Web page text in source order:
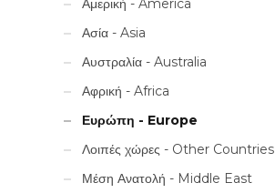
Αμερική - America
Ασία - Asia
Αυστραλία - Australia
Αφρική - Africa
Ευρώπη - Europe
Λοιπές χώρες - Other Countries
Μέση Ανατολή - Middle East